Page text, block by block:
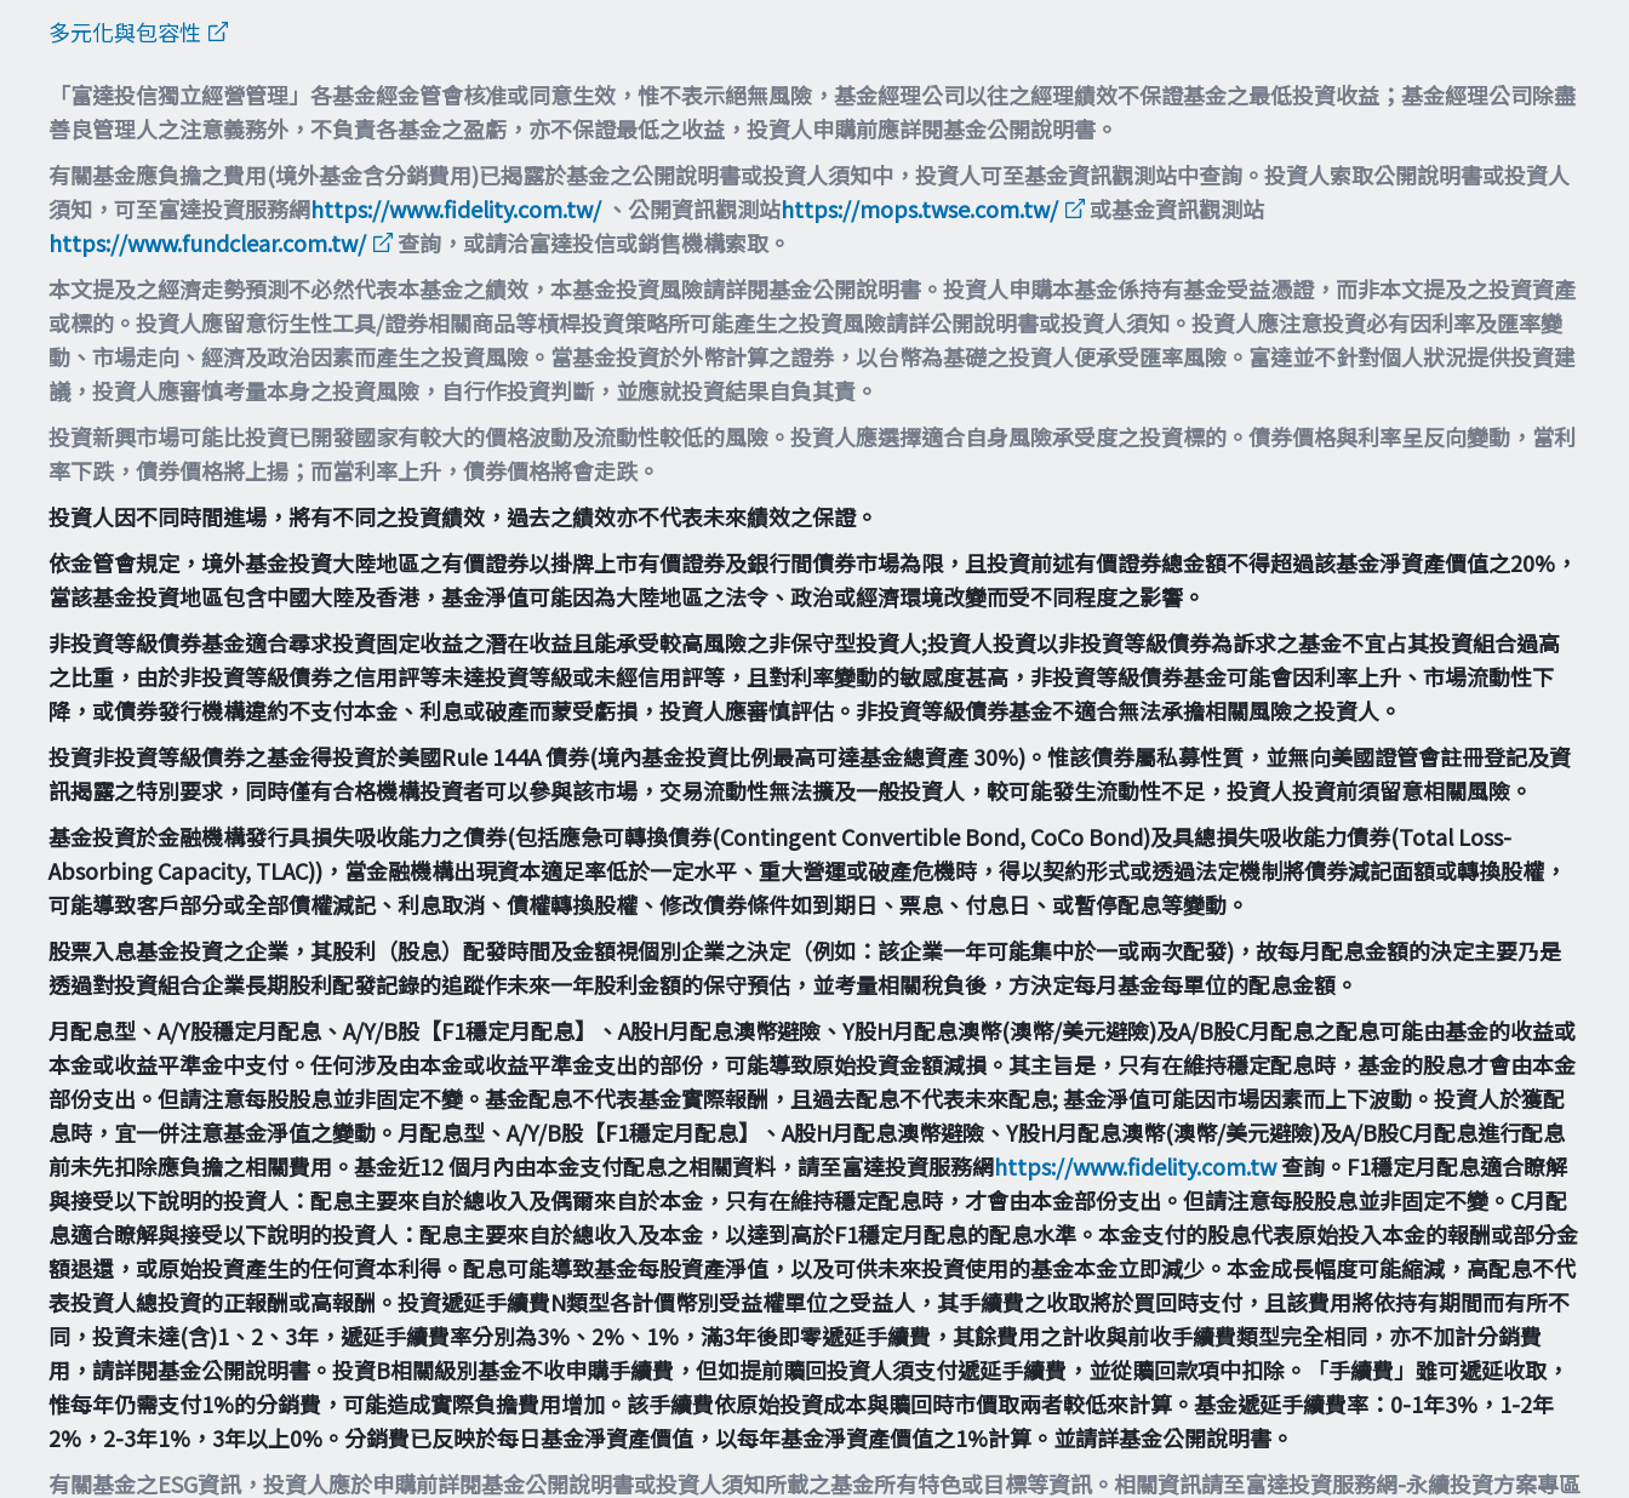
多元化與包容性
「富達投信獨立經營管理」各基金經金管會核准或同意生效，惟不表示絕無風險，基金經理公司以往之經理績效不保證基金之最低投資收益；基金經理公司除盡
善良管理人之注意義務外，不負責各基金之盈虧，亦不保證最低之收益，投資人申購前應詳閱基金公開說明書。
有關基金應負擔之費用(境外基金含分銷費用)已揭露於基金之公開說明書或投資人須知中，投資人可至基金資訊觀測站中查詢。投資人索取公開說明書或投資人
須知，可至富達投資服務網https://www.fidelity.com.tw/、公開資訊觀測站https://mops.twse.com.tw/
或基金資訊觀測站
https://www.fundclear.com.tw/
查詢，或請洽富達投信或銷售機構索取。
本文提及之經濟走勢預測不必然代表本基金之績效，本基金投資風險請詳閱基金公開說明書。投資人申購本基金係持有基金受益憑證，而非本文提及之投資資產
或標的。投資人應留意衍生性工具/證券相關商品等槓桿投資策略所可能產生之投資風險請詳公開說明書或投資人須知。投資人應注意投資必有因利率及匯率變
動、市場走向、經濟及政治因素而產生之投資風險。當基金投資於外幣計算之證券，以台幣為基礎之投資人便承受匯率風險。富達並不針對個人狀況提供投資建
議，投資人應審慎考量本身之投資風險，自行作投資判斷，並應就投資結果自負其責。
投資新興市場可能比投資已開發國家有較大的價格波動及流動性較低的風險。投資人應選擇適合自身風險承受度之投資標的。債券價格與利率呈反向變動，當利
率下跌，債券價格將上揚；而當利率上升，債券價格將會走跌。
投資人因不同時間進場，將有不同之投資績效，過去之績效亦不代表未來績效之保證。
依金管會規定，境外基金投資大陸地區之有價證券以掛牌上市有價證券及銀行間債券市場為限，且投資前述有價證券總金額不得超過該基金淨資產價值之20%，
當該基金投資地區包含中國大陸及香港，基金淨值可能因為大陸地區之法令、政治或經濟環境改變而受不同程度之影響。
非投資等級債券基金適合尋求投資固定收益之潛在收益且能承受較高風險之非保守型投資人;投資人投資以非投資等級債券為訴求之基金不宜占其投資組合過高
之比重，由於非投資等級債券之信用評等未達投資等級或未經信用評等，且對利率變動的敏感度甚高，非投資等級債券基金可能會因利率上升、市場流動性下
降，或債券發行機構違約不支付本金、利息或破產而蒙受虧損，投資人應審慎評估。非投資等級債券基金不適合無法承擔相關風險之投資人。
投資非投資等級債券之基金得投資於美國Rule 144A 債券(境內基金投資比例最高可達基金總資產 30%)。惟該債券屬私募性質，並無向美國證管會註冊登記及資
訊揭露之特別要求，同時僅有合格機構投資者可以參與該市場，交易流動性無法擴及一般投資人，較可能發生流動性不足，投資人投資前須留意相關風險。
基金投資於金融機構發行具損失吸收能力之債券(包括應急可轉換債券(Contingent Convertible Bond, CoCo Bond)及具總損失吸收能力債券(Total Loss-
Absorbing Capacity, TLAC))，當金融機構出現資本適足率低於一定水平、重大營運或破產危機時，得以契約形式或透過法定機制將債券減記面額或轉換股權，
可能導致客戶部分或全部債權減記、利息取消、債權轉換股權、修改債券條件如到期日、票息、付息日、或暫停配息等變動。
股票入息基金投資之企業，其股利（股息）配發時間及金額視個別企業之決定（例如：該企業一年可能集中於一或兩次配發)，故每月配息金額的決定主要乃是
透過對投資組合企業長期股利配發記錄的追蹤作未來一年股利金額的保守預估，並考量相關稅負後，方決定每月基金每單位的配息金額。
月配息型、A/Y股穩定月配息、A/Y/B股【F1穩定月配息】、A股H月配息澳幣避險、Y股H月配息澳幣(澳幣/美元避險)及A/B股C月配息之配息可能由基金的收益或
本金或收益平準金中支付。任何涉及由本金或收益平準金支出的部份，可能導致原始投資金額減損。其主旨是，只有在維持穩定配息時，基金的股息才會由本金
部份支出。但請注意每股股息並非固定不變。基金配息不代表基金實際報酬，且過去配息不代表未來配息; 基金淨值可能因市場因素而上下波動。投資人於獲配
息時，宜一併注意基金淨值之變動。月配息型、A/Y/B股【F1穩定月配息】、A股H月配息澳幣避險、Y股H月配息澳幣(澳幣/美元避險)及A/B股C月配息進行配息
前未先扣除應負擔之相關費用。基金近12 個月內由本金支付配息之相關資料，請至富達投資服務網https://www.fidelity.com.tw查詢。F1穩定月配息適合瞭解
與接受以下說明的投資人：配息主要來自於總收入及偶爾來自於本金，只有在維持穩定配息時，才會由本金部份支出。但請注意每股股息並非固定不變。C月配
息適合瞭解與接受以下說明的投資人：配息主要來自於總收入及本金，以達到高於F1穩定月配息的配息水準。本金支付的股息代表原始投入本金的報酬或部分金
額退還，或原始投資產生的任何資本利得。配息可能導致基金每股資產淨值，以及可供未來投資使用的基金本金立即減少。本金成長幅度可能縮減，高配息不代
表投資人總投資的正報酬或高報酬。投資遞延手續費N類型各計價幣別受益權單位之受益人，其手續費之收取將於買回時支付，且該費用將依持有期間而有所不
同，投資未達(含)1、2、3年，遞延手續費率分別為3%、2%、1%，滿3年後即零遞延手續費，其餘費用之計收與前收手續費類型完全相同，亦不加計分銷費
用，請詳閱基金公開說明書。投資B相關級別基金不收申購手續費，但如提前贖回投資人須支付遞延手續費，並從贖回款項中扣除。「手續費」雖可遞延收取，
惟每年仍需支付1%的分銷費，可能造成實際負擔費用增加。該手續費依原始投資成本與贖回時市價取兩者較低來計算。基金遞延手續費率：0-1年3%，1-2年
2%，2-3年1%，3年以上0%。分銷費已反映於每日基金淨資產價值，以每年基金淨資產價值之1%計算。並請詳基金公開說明書。
有關基金之ESG資訊，投資人應於申購前詳閱基金公開說明書或投資人須知所載之基金所有特色或目標等資訊。相關資訊請至富達投資服務網-永續投資方案專區